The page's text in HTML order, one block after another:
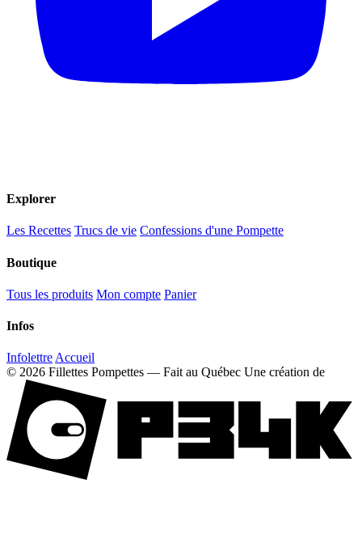
Explorer
Les Recettes Trucs de vie Confessions d'une Pompette
Boutique
Tous les produits Mon compte Panier
Infos
InfolettreAccueil
© 2026 Fillettes Pompettes — Fait au Québec Une création de